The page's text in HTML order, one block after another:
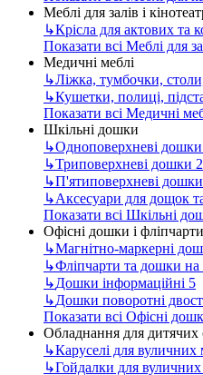
Меблі для залів і
↳Крісла для актових та
Показати всі Меблі для
Медичні меблі
↳Ліжка, тумбочки, столи,
↳Кушетки, полиці,
Показати всі Медичні
Шкільні дошки
↳Одноповерхневі дошки
↳Триповерхневі дошки 2
↳П'ятиповерхневі дошки
↳Аксесуари для дощок
Показати всі Шкільні
Офісні дошки і фліпчарти
↳Магнітно-маркерні
↳Фліпчарти та дошки на
↳Дошки інформаційні 5
↳Дошки поворотні
Показати всі Офісні
Обладнання для
↳Каруселі для вуличних
↳Гойдалки для